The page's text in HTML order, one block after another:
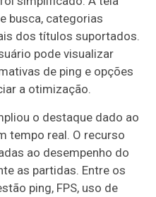
busca, categorias
dos títulos suportados.
pode visualizar
de ping e opções
a otimização.
o destaque dado ao
tempo real. O recurso
ao desempenho do
as partidas. Entre os
ping, FPS, uso de